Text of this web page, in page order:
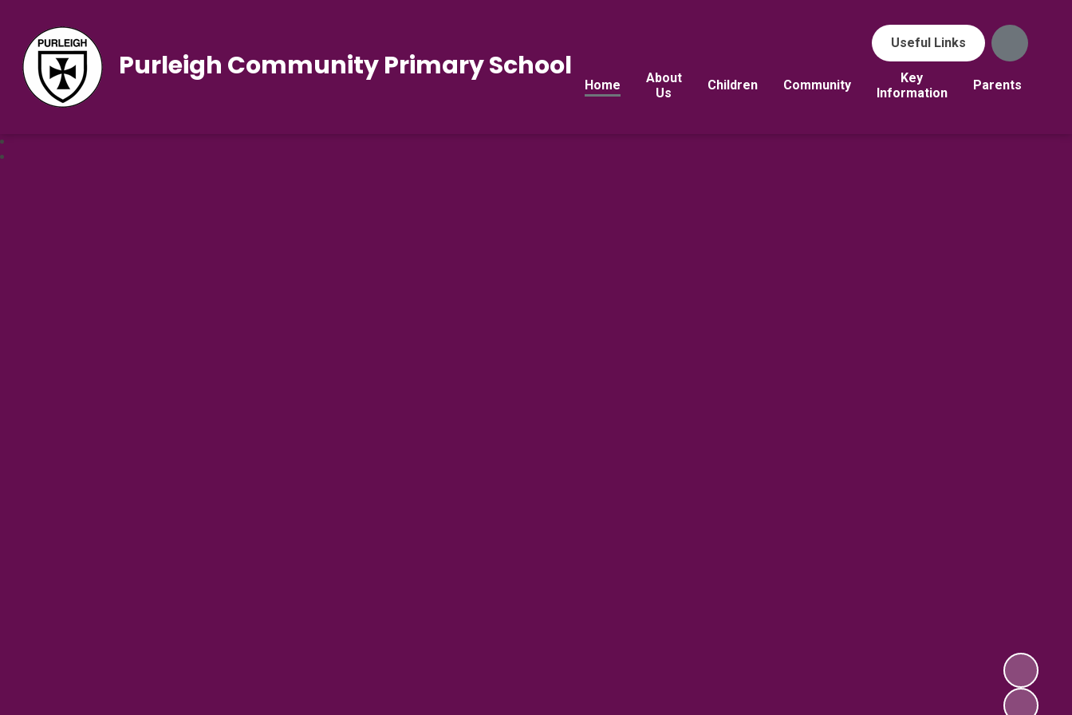
Useful Links
Home
About
Us
Children Community
Key
Information
Parents
Purleigh Community Primary School